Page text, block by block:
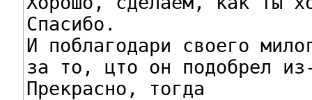
Спасибо.
И поблагодари своего
за то, цто он подобрел
Прекрасно, тогда